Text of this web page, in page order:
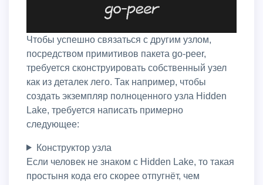
Чтобы успешно связаться с другим узлом,
посредством примитивов пакета go-peer,
требуется сконструировать собственный узел
как из деталек лего. Так например, чтобы
создать экземпляр полноценного узла Hidden
Lake, требуется написать примерно
следующее:
Конструктор узла
Если человек не знаком с Hidden Lake, то такая
простыня кода его скорее отпугнёт, чем